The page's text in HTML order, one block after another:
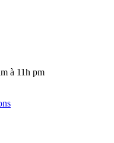
à 11h pm